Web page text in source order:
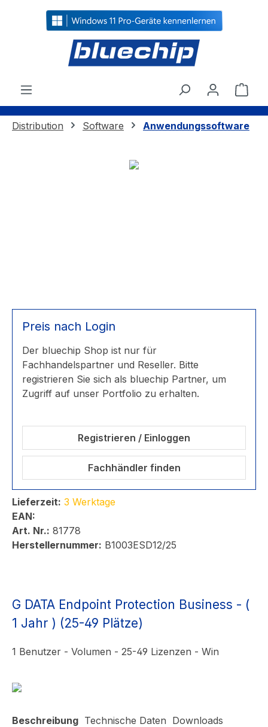
springen
Distribution Software Anwendungssoftware
Bildergalerie überspringen
Preis nach Login
Der bluechip Shop ist nur für
Fachhandelspartner und Reseller. Bitte
registrieren Sie sich als bluechip Partner, um
Zugriff auf unser Portfolio zu erhalten.
Registrieren / Einloggen
Fachhändler finden
Lieferzeit: 3 Werktage
EAN:
Art. Nr.: 81778
Herstellernummer: B1003ESD12/25
G DATA Endpoint Protection Business - (
1 Jahr ) (25-49 Plätze)
1 Benutzer - Volumen - 25-49 Lizenzen - Win
Beschreibung Technische Daten Downloads